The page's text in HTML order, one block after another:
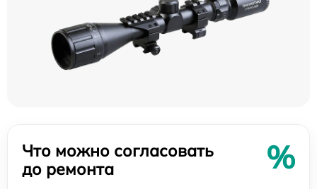
Что можно согласовать
до ремонта
%